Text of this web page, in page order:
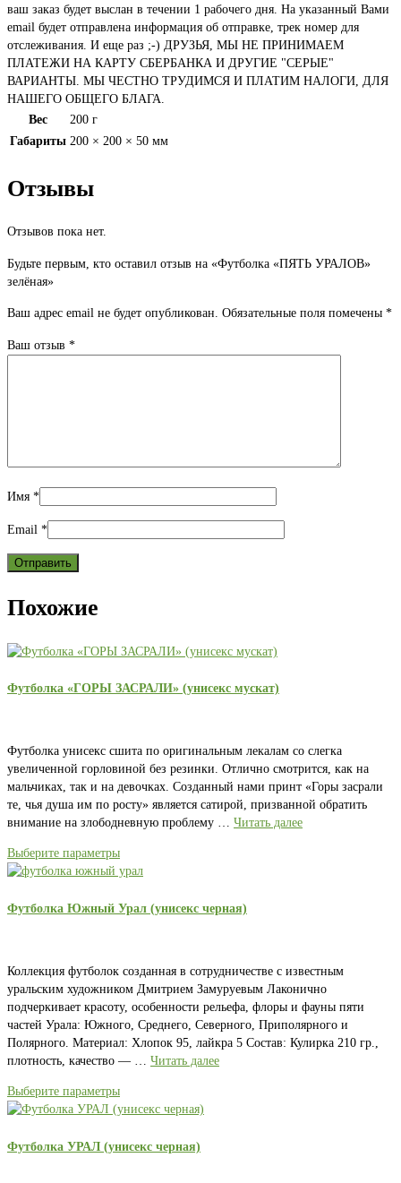
ваш заказ будет выслан в течении 1 рабочего дня. На указанный Вами
email будет отправлена информация об отправке, трек номер для
отслеживания. И еще раз ;-) ДРУЗЬЯ, МЫ НЕ ПРИНИМАЕМ
ПЛАТЕЖИ НА КАРТУ СБЕРБАНКА И ДРУГИЕ "СЕРЫЕ"
ВАРИАНТЫ. МЫ ЧЕСТНО ТРУДИМСЯ И ПЛАТИМ НАЛОГИ, ДЛЯ
НАШЕГО ОБЩЕГО БЛАГА.
Вес
200 г
Габариты 200 × 200 × 50 мм
Отзывы
Отзывов пока нет.
Будьте первым, кто оставил отзыв на «Футболка «ПЯТЬ УРАЛОВ»
зелёная»
Ваш адрес email не будет опубликован. Обязательные поля помечены *
Ваш отзыв *
Имя *
Email *
Похожие
Футболка «ГОРЫ ЗАСРАЛИ» (унисекс мускат)
Футболка унисекс сшита по оригинальным лекалам со слегка
увеличенной горловиной без резинки. Отлично смотрится, как на
мальчиках, так и на девочках. Созданный нами принт «Горы засрали
те, чья душа им по росту» является сатирой, призванной обратить
внимание на злободневную проблему … Читать далее
Выберите параметры
Футболка Южный Урал (унисекс черная)
Коллекция футболок созданная в сотрудничестве с известным
уральским художником Дмитрием Замуруевым Лаконично
подчеркивает красоту, особенности рельефа, флоры и фауны пяти
частей Урала: Южного, Среднего, Северного, Приполярного и
Полярного. Материал: Хлопок 95, лайкра 5 Состав: Кулирка 210 гр.,
плотность, качество — … Читать далее
Выберите параметры
Футболка УРАЛ (унисекс черная)